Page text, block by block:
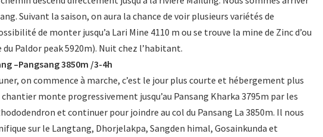
Suivant la saison, on aura la chance de voir plusieurs variétés de
de monter jusqu’a Lari Mine 4110 m ou se trouve la mine de Zinc d’ou
du Paldor peak 5920m). Nuit chez l’habitant.
–Pangsang 3850m /3-4h
on commence à marche, c’est le jour plus courte et hébergement plus
monte progressivement jusqu’au Pansang Kharka 3795m par les
et continuer pour joindre au col du Pansang La 3850m. Il nous
sur le Langtang, Dhorjelakpa, Sangden himal, Gosainkunda et